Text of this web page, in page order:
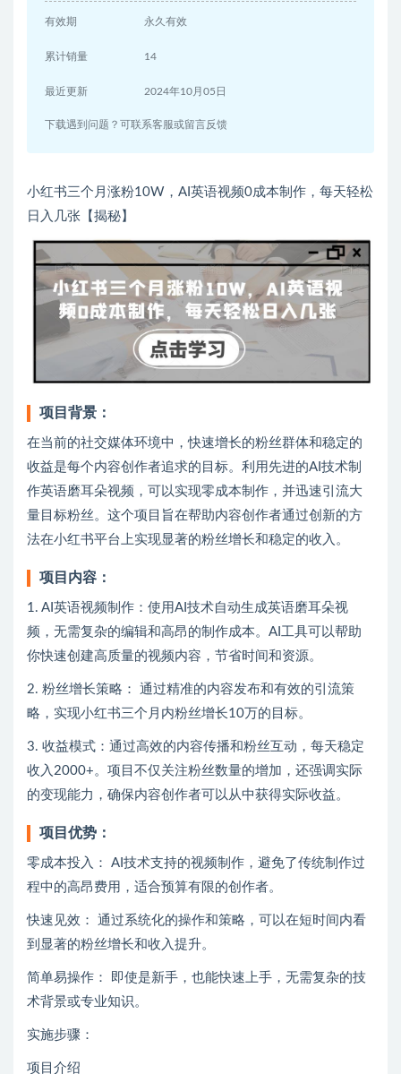
有效期 永久有效
累计销量 14
最近更新 2024年10月05日
下载遇到问题？可联系客服或留言反馈
小红书三个月涨粉10W，AI英语视频0成本制作，每天轻松
日入几张【揭秘】
项目背景：
在当前的社交媒体环境中，快速增长的粉丝群体和稳定的
收益是每个内容创作者追求的目标。利用先进的AI技术制
作英语磨耳朵视频，可以实现零成本制作，并迅速引流大
量目标粉丝。这个项目旨在帮助内容创作者通过创新的方
法在小红书平台上实现显著的粉丝增长和稳定的收入。
项目内容：
1. AI英语视频制作：使用AI技术自动生成英语磨耳朵视
频，无需复杂的编辑和高昂的制作成本。AI工具可以帮助
你快速创建高质量的视频内容，节省时间和资源。
2. 粉丝增长策略： 通过精准的内容发布和有效的引流策
略，实现小红书三个月内粉丝增长10万的目标。
3. 收益模式：通过高效的内容传播和粉丝互动，每天稳定
收入2000+。项目不仅关注粉丝数量的增加，还强调实际
的变现能力，确保内容创作者可以从中获得实际收益。
项目优势：
零成本投入： AI技术支持的视频制作，避免了传统制作过
程中的高昂费用，适合预算有限的创作者。
快速见效： 通过系统化的操作和策略，可以在短时间内看
到显著的粉丝增长和收入提升。
简单易操作： 即使是新手，也能快速上手，无需复杂的技
术背景或专业知识。
实施步骤：
项目介绍